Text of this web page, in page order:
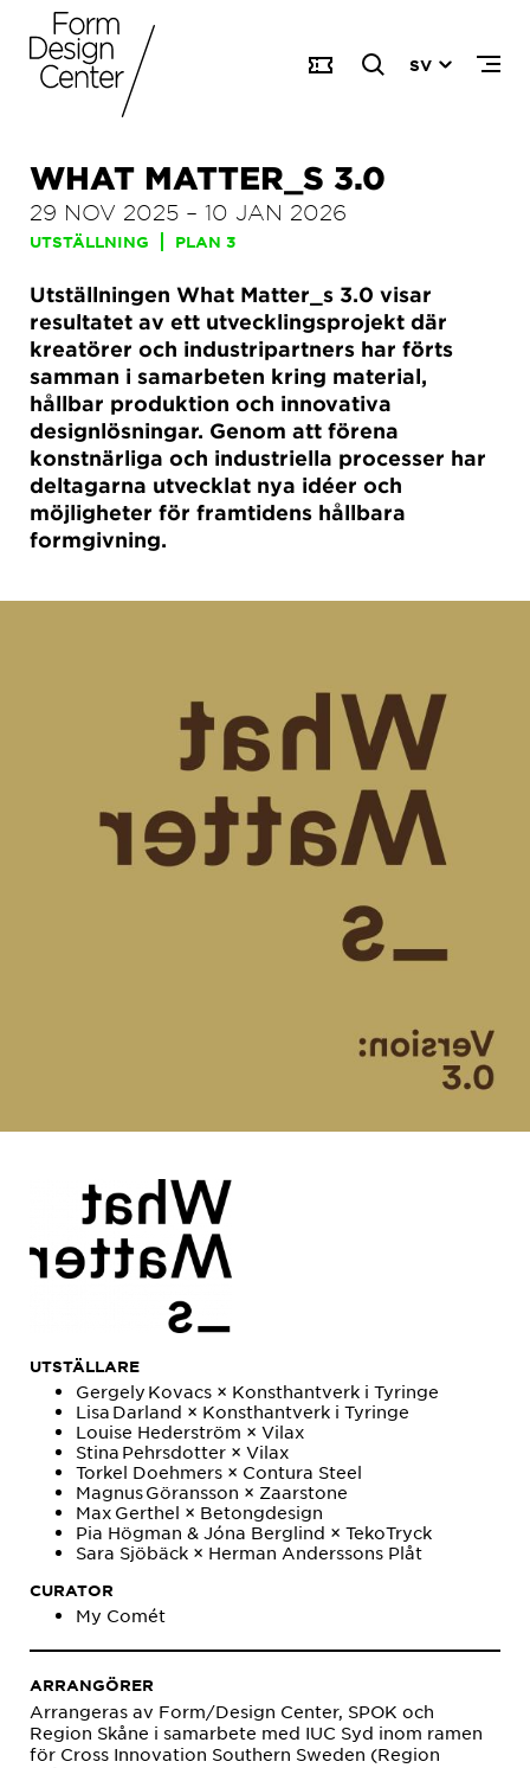
SV
WHAT MATTER_S 3.0
29 NOV 2025 – 10 JAN 2026
UTSTÄLLNING PLAN 3
Utställningen What Matter_s 3.0 visar
resultatet av ett utvecklingsprojekt där
kreatörer och industripartners har förts
samman i samarbeten kring material,
hållbar produktion och innovativa
designlösningar. Genom att förena
konstnärliga och industriella processer har
deltagarna utvecklat nya idéer och
möjligheter för framtidens hållbara
formgivning.
UTSTÄLLARE
Gergely Kovacs × Konsthantverk i Tyringe
Lisa Darland × Konsthantverk i Tyringe
Louise Hederström × Vilax
Stina Pehrsdotter × Vilax
Torkel Doehmers × Contura Steel
Magnus Göransson × Zaarstone
Max Gerthel × Betongdesign
Pia Högman & Jóna Berglind × TekoTryck
Sara Sjöbäck × Herman Anderssons Plåt
CURATOR
My Comét
ARRANGÖRER
Arrangeras av Form/Design Center, SPOK och
Region Skåne i samarbete med IUC Syd inom ramen
för Cross Innovation Southern Sweden (Region